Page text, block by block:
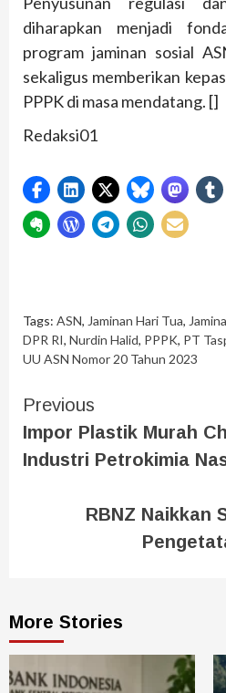
diharapkan menjadi
program jaminan sosial
sekaligus memberikan
PPPK di masa mendatang. []
Redaksi01
Tags: ASN, Jaminan Hari Tua,
DPR RI, Nurdin Halid, PPPK, PT
UU ASN Nomor 20 Tahun 2023
Previous
Impor Plastik Murah
Industri Petrokimia
RBNZ Naikkan
More Stories